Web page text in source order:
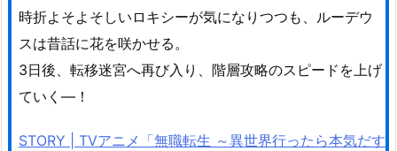
時折よそよそしいロキシーが気になりつつも、ルーデウ
スは昔話に花を咲かせる。
3日後、転移迷宮へ再び入り、階層攻略のスピードを上げ
ていく―！
STORY | TVアニメ「無職転生 ～異世界行ったら本気だす